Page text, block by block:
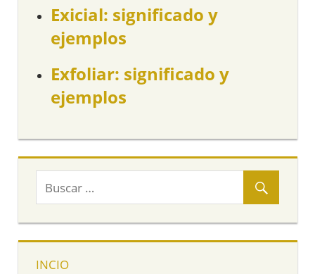
Exicial: significado y
ejemplos
Exfoliar: significado y
ejemplos
INCIO